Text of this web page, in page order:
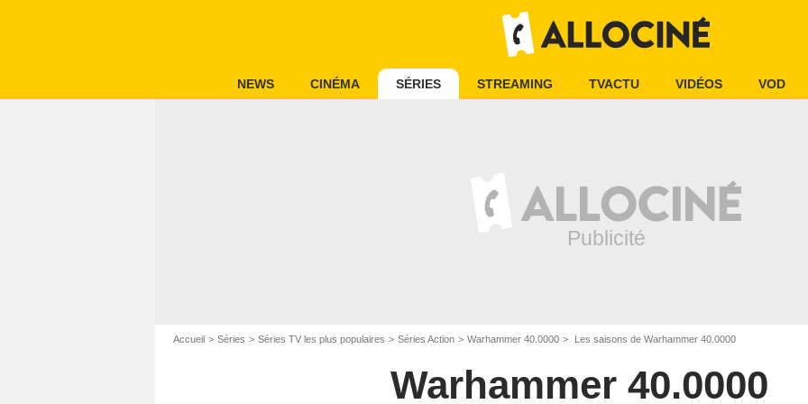
NEWS CINÉMA SÉRIES STREAMING TVACTU VIDÉOS VOD
Accueil Séries Séries TV les plus populaires Séries Action Warhammer 40.0000 Les saisons de Warhammer 40.0000
Warhammer 40.0000